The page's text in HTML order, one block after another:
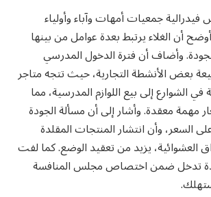
جمعيات أمهات وآباء وأولياء
أن الغلاء يرتبط بعدة عوامل من بينها
وأضاف أن فترة الدخول المدرسي
بعض الأنشطة التجارية، حيث تتجه متاجر
الشوارع إلى بيع اللوازم المدرسية، مما
مهمة معقدة. وأشار إلى أن مسألة الجودة
السعر، وأن انتشار المنتجات المقلدة
يزيد من تعقيد الوضع. كما لفت
تدخل ضمن اختصاص مجلس المنافسة